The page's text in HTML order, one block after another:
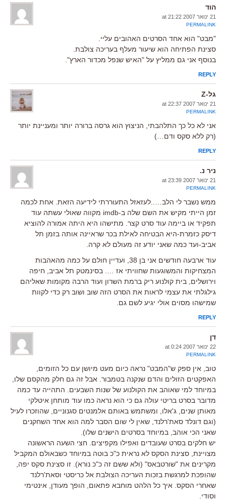
הוד
21 ינואר 2007 at 21:22
PERMALINK
"מבט" הוא אחד הסרטים האהובים עליי.
סצינת הפתיחה הוא שיעור מעלף בעריכה צולבת.
בנוסף אני גם ממליץ על "האיש שנפל מכדור הארץ".
REPLY
גל-Z
21 ינואר 2007 at 22:37
PERMALINK
אני לא כל כך התלהבתי, הניצוץ הוא גרסה ברורה יותר ומעניינת יותר
(רק ללא סקס ודם…)
REPLY
ניר נ.
21 ינואר 2007 at 23:39
PERMALINK
ממש נשבר לי הלב…..לעזאזל התעוררתי לידיעה הזאת. אחת לכמה
זמן הייתי מקיש את השם שלה ב-imdb מקווה שאולי עשתה עוד
תפקיד או ביימה עוד סרט קצר. מתישהו היא היתה אמורה להוציא
דיסק כזמרת-היא הבטיחה לאילת בכר שראיינה אותה בזמן תל
אביב-ועד כמה שאני יודע זה מעולם לא קרה.
עוד ארבעה חודשים אני בן 38, ועדיין חולם על כמה מהאהבות
המצחיקות והמשוגעות שחוויתי אז …. בסינמטק תל אביב, חיפה
וירושלים, בית קולנוע ריק ברמת השרון ועוד הרבה מקומות שאליהם
גילגלתי את עצמי לראות את הסרט הזה שוב ושוב רק כדי לקוות
שמישהו מסוים אולי יגיע לשם גם.
REPLY
דן
22 ינואר 2007 at 0:24
PERMALINK
טוב, אין ספק ש"המבט" נראה כיום מעט מיושן עם כל הזומים,
האפקטים הזולים והדם שנקנה בטמבור. אבל זה גם חלק מהקסם שלו,
במיוחד למי שאוהב את הקולנוע של שנות השבעים. התהייה עד כמה
מדובר בסרט בריטי עולה גם כי הוא נראה כמו עוד מותחן איטלקי
מאותן שנים, ג'אלו, ומשתמש באותם אלמנטים סגנוניים, שהוזכרו לעיל
(וגם דונלד סאת'רלנד, שאין לי שום הסבר למה הוא אחד השחקנים
שאני הכי אוהב, במיוחד בסרטים הישנים שלו).
יש חלקים בסרט שעובדים ואפילו מקפיצים. חצי השעה הראשונה
מצויינת, סצינת הסקס לא נראית כ"כ בוטה במיוחד כשבאולם המקביל
מקרינים את "שורטבאס" (ולא ששם זה כ"כ נורא). זו סצינת סקס יפה,
שהופכת למרגשת בזכות העריכה הצולבת אל כריסטי וסאת'רלנד
שאחרי הסקס. איך כל הלהט מוחבא פתאום, הופך מעודן, אינטימי
וסודי.